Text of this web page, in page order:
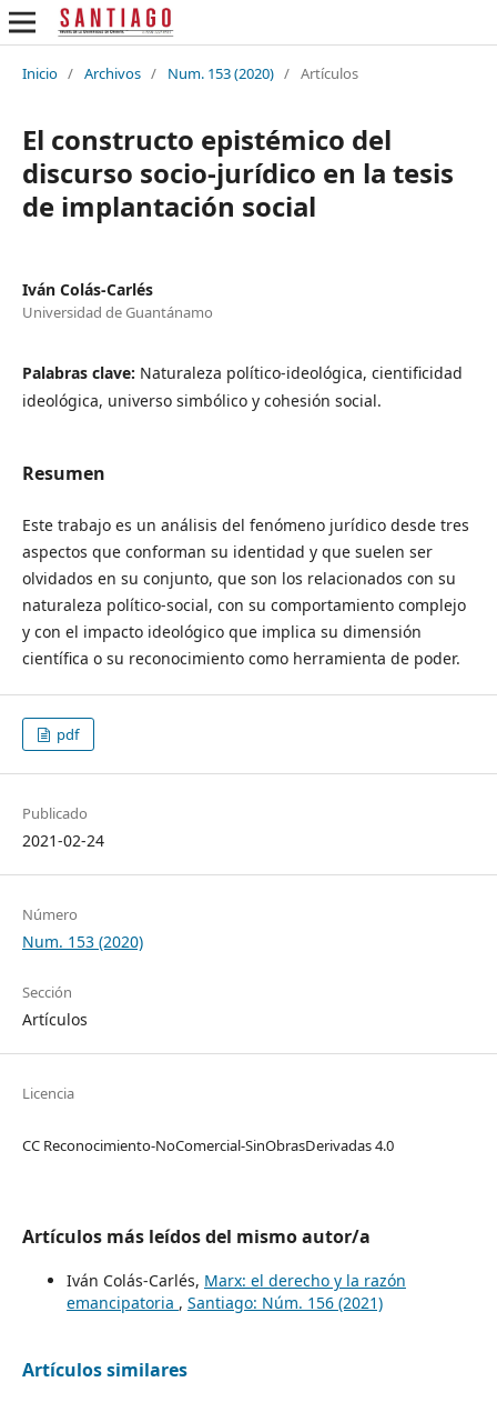
Inicio / Archivos / Num. 153 (2020) / Artículos
El constructo epistémico del
discurso socio-jurídico en la tesis
de implantación social
Iván Colás-Carlés
Universidad de Guantánamo
Palabras clave: Naturaleza político-ideológica, cientificidad
ideológica, universo simbólico y cohesión social.
Resumen
Este trabajo es un análisis del fenómeno jurídico desde tres
aspectos que conforman su identidad y que suelen ser
olvidados en su conjunto, que son los relacionados con su
naturaleza político-social, con su comportamiento complejo
y con el impacto ideológico que implica su dimensión
científica o su reconocimiento como herramienta de poder.
pdf
Publicado
2021-02-24
Número
Num. 153 (2020)
Sección
Artículos
Licencia
CC Reconocimiento-NoComercial-SinObrasDerivadas 4.0
Artículos más leídos del mismo autor/a
Iván Colás-Carlés, Marx: el derecho y la razón
emancipatoria , Santiago: Núm. 156 (2021)
Artículos similares